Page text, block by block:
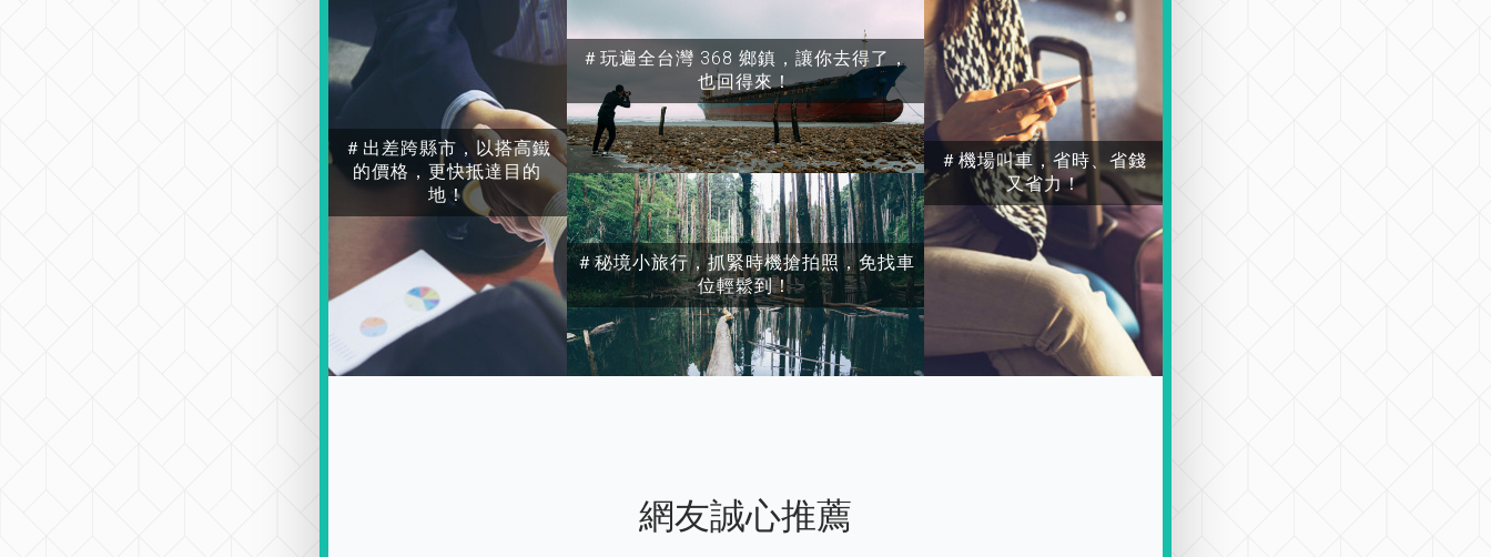
＃出差跨縣市，以搭高鐵
的價格，更快抵達目的
地！
＃玩遍全台灣 368 鄉鎮，讓你去得了，
也回得來！
＃秘境小旅行，抓緊時機搶拍照，免找車
位輕鬆到！
＃機場叫車，省時、省錢
又省力！
網友誠心推薦